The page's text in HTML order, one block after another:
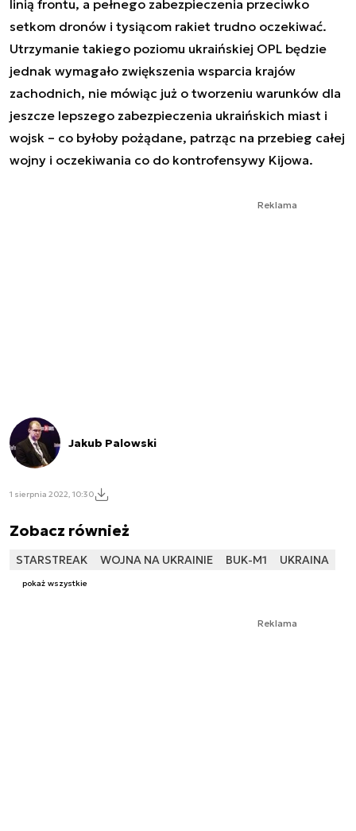
linią frontu, a pełnego zabezpieczenia przeciwko
setkom dronów i tysiącom rakiet trudno oczekiwać.
Utrzymanie takiego poziomu ukraińskiej OPL będzie
jednak wymagało zwiększenia wsparcia krajów
zachodnich, nie mówiąc już o tworzeniu warunków dla
jeszcze lepszego zabezpieczenia ukraińskich miast i
wojsk – co byłoby pożądane, patrząc na przebieg całej
wojny i oczekiwania co do kontrofensywy Kijowa.
Reklama
Jakub Palowski
1 sierpnia 2022, 10:30
Zobacz również
STARSTREAK WOJNA NA UKRAINIE BUK-M1 UKRAINA
pokaż wszystkie
Reklama